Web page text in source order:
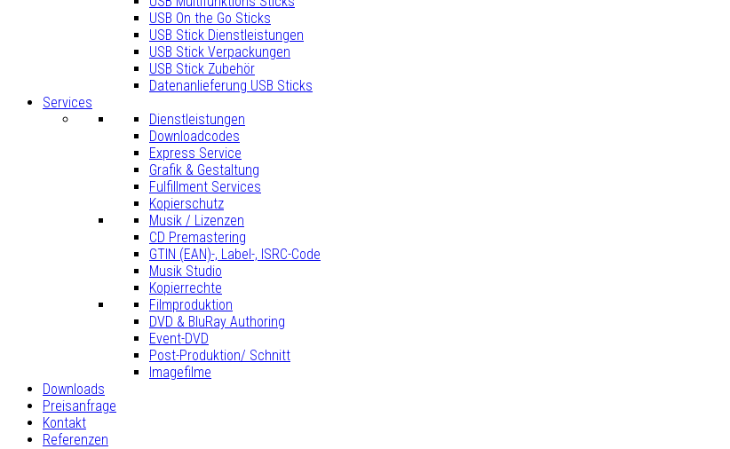
USB On the Go Sticks
USB Stick Dienstleistungen
USB Stick Verpackungen
USB Stick Zubehör
Datenanlieferung USB Sticks
Services
Dienstleistungen
Downloadcodes
Express Service
Grafik & Gestaltung
Fulfillment Services
Kopierschutz
Musik / Lizenzen
CD Premastering
GTIN (EAN)-, Label-, ISRC-Code
Musik Studio
Kopierrechte
Filmproduktion
DVD & BluRay Authoring
Event-DVD
Post-Produktion/ Schnitt
Imagefilme
Downloads
Preisanfrage
Kontakt
Referenzen